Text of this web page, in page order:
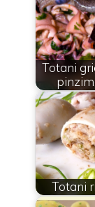
Totani
Totani